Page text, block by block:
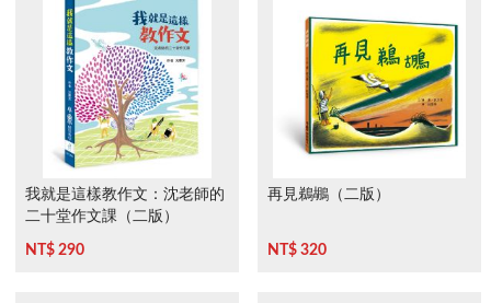
我就是這樣教作文：沈老師的
二十堂作文課（二版）
NT$ 290
再見鵜鶘（二版）
NT$ 320